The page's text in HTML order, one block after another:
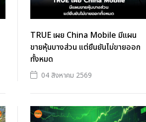
TRUE เผย China Mobile มีแผน
ขายหุ้นบางส่วน แต่ยืนยันไม่ขายออก
ทั้งหมด
04 สิงหาคม 2569